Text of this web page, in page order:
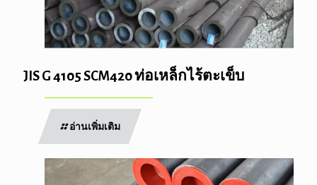
JIS G 4105 SCM420 ท่อเหล็กไร้ตะเข็บ
อ่านเพิ่มเติม